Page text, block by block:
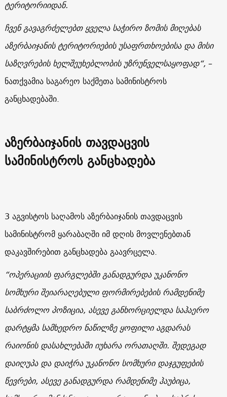
ტერიტორიიდან.
ჩვენ გავაგრძელებთ ყველა საჭირო ზომის მიღებას
აზერბაიჯანის ტერიტორიების უსაფრთხოებისა და მისი
საზღვრების ხელშეუხებლობის უზრუნველსაყოფად“, –
ნათქვამია საგარეო საქმეთა სამინისტროს
განცხადებაში.
აზერბაიჯანის თავდაცვის
სამინისტროს განცხადება
3 აგვისტოს საღამოს აზერბაიჯანის თავდაცვის
სამინისტრომ ყარაბაღში იმ დღის მოვლენებთან
დაკავშირებით განცხადება გაავრცელა.
“ოპერაციის ფარგლებში განადგურდა უკანონო
სომხური შეიარაღებული ფორმირებების რამდენიმე
საბრძოლო პოზიცია, ასევე განხორციელდა საჰაერო
დარტყმა სამხედრო ნაწილზე ყოფილი აგდარას
რაიონის დასახლებაში იუხარა ორათაღში. შედეგად
დაიღუპა და დაიჭრა უკანონო სომხური დაჯგუფების
წევრები, ასევე განადგურდა რამდენიმე ჰაუბიცა,